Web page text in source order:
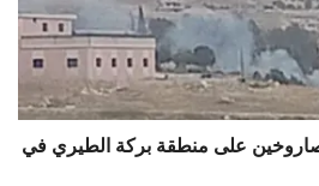
على منطقة بركة الطيري في